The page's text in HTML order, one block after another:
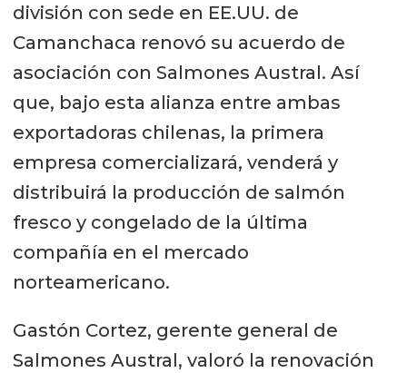
división con sede en EE.UU. de
Camanchaca renovó su acuerdo de
asociación con Salmones Austral. Así
que, bajo esta alianza entre ambas
exportadoras chilenas, la primera
empresa comercializará, venderá y
distribuirá la producción de salmón
fresco y congelado de la última
compañía en el mercado
norteamericano.
Gastón Cortez, gerente general de
Salmones Austral, valoró la renovación